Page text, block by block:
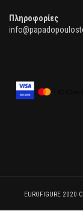
Πληροφορίες
EUROFIGURE 2020